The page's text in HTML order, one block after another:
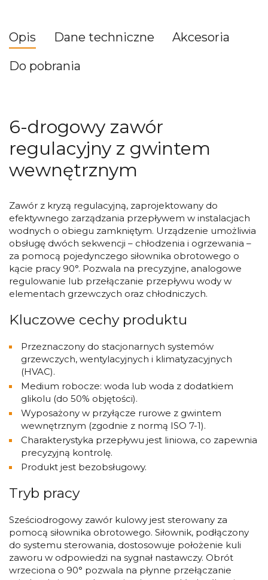
Opis Dane techniczne
Akcesoria
Do pobrania
6-drogowy zawór
regulacyjny z gwintem
wewnętrznym
Zawór z kryzą regulacyjną, zaprojektowany do
efektywnego zarządzania przepływem w instalacjach
wodnych o obiegu zamkniętym. Urządzenie umożliwia
obsługę dwóch sekwencji – chłodzenia i ogrzewania –
za pomocą pojedynczego siłownika obrotowego o
kącie pracy 90°. Pozwala na precyzyjne, analogowe
regulowanie lub przełączanie przepływu wody w
elementach grzewczych oraz chłodniczych.
Kluczowe cechy produktu
Przeznaczony do stacjonarnych systemów
grzewczych, wentylacyjnych i klimatyzacyjnych
(HVAC).
Medium robocze: woda lub woda z dodatkiem
glikolu (do 50% objętości).
Wyposażony w przyłącze rurowe z gwintem
wewnętrznym (zgodnie z normą ISO 7-1).
Charakterystyka przepływu jest liniowa, co zapewnia
precyzyjną kontrolę.
Produkt jest bezobsługowy.
Tryb pracy
Sześciodrogowy zawór kulowy jest sterowany za
pomocą siłownika obrotowego. Siłownik, podłączony
do systemu sterowania, dostosowuje położenie kuli
zaworu w odpowiedzi na sygnał nastawczy. Obrót
wrzeciona o 90° pozwala na płynne przełączanie